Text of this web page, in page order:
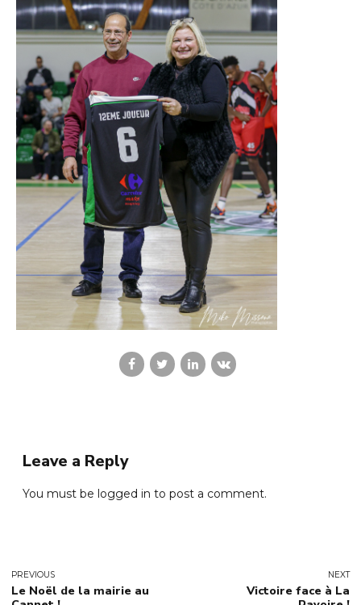
Leave a Reply
You must be logged in to post a comment.
PREVIOUS
Le Noël de la mairie au
NEXT
Victoire face à La